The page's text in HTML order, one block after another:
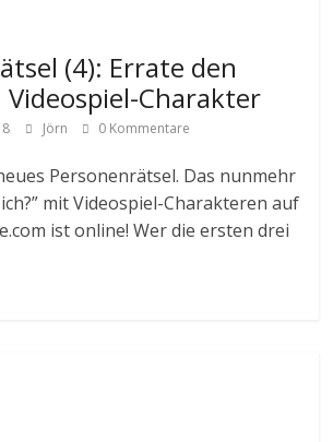
(4): Errate den
Charakter
Jörn 0 Kommentare
Personenrätsel. Das nunmehr
mit Videospiel-Charakteren auf
ist online! Wer die ersten drei